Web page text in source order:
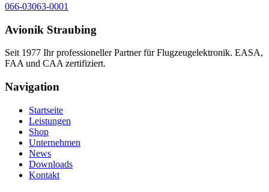
066-03063-0001
Avionik Straubing
Seit 1977 Ihr professioneller Partner für Flugzeugelektronik. EASA,
FAA und CAA zertifiziert.
Navigation
Startseite
Leistungen
Shop
Unternehmen
News
Downloads
Kontakt